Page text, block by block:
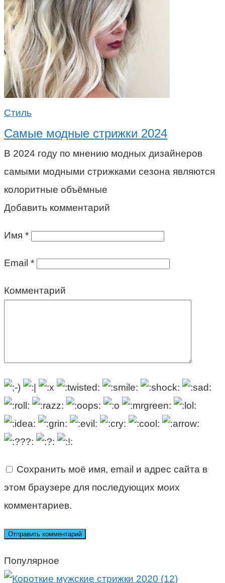
Стиль
Самые модные стрижки 2024
В 2024 году по мнению модных дизайнеров
самыми модными стрижками сезона являются
колоритные объёмные
Добавить комментарий
Имя *
Email *
Комментарий
Сохранить моё имя, email и адрес сайта в
этом браузере для последующих моих
комментариев.
Популярное